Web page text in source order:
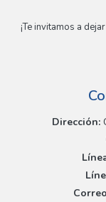
¡Te invitamos a
Dirección: